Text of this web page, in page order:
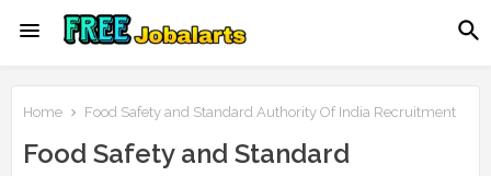
Home Food Safety and Standard Authority Of India Recruitment
Food Safety and Standard